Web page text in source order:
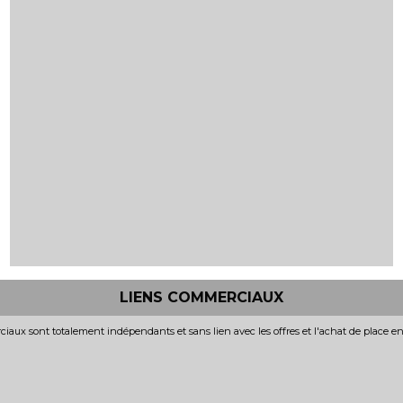
LIENS COMMERCIAUX
sont totalement indépendants et sans lien avec les offres et l'achat de place